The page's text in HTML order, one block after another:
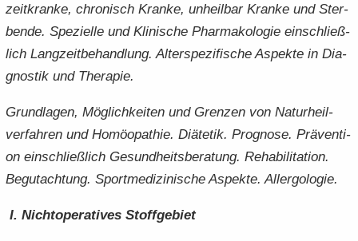
zeit­kran­ke, chro­nisch Kran­ke, un­heil­bar Kran­ke und Ster­
ben­de. Spe­zi­el­le und Kli­ni­sche Phar­ma­ko­lo­gie ein­schließ­
lich Lang­zeit­be­hand­lung. Al­ter­s­pe­zi­fi­sche Aspek­te in Dia­
gnos­tik und The­ra­pie.
Grund­la­gen, Mög­lich­kei­ten und Gren­zen von Na­tur­heil­
ver­fah­ren und Ho­möo­pa­thie. Diä­te­tik. Pro­gno­se. Prä­ven­ti­
on ein­schließ­lich Ge­sund­heits­be­ra­tung. Re­ha­bi­li­ta­ti­on.
Be­gut­ach­tung. Sport­me­di­zi­ni­sche Aspek­te. All­er­go­lo­gie.
I. Nicht­ope­ra­ti­ves Stoff­ge­biet